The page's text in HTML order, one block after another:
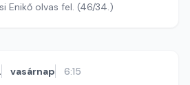
Enikő olvas fel. (46/34.)
vasárnap 6:15